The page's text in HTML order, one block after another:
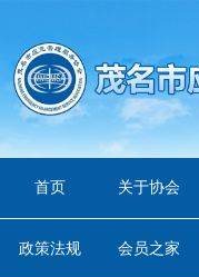
首页 关于协会
政策法规 会员之家